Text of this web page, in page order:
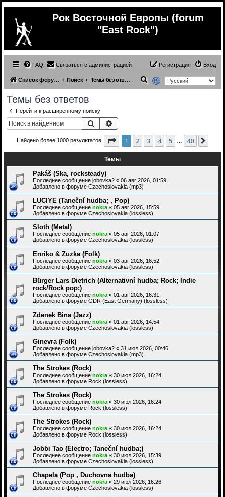
Рок Восточной Европы (forum
"East Rock")
FAQ Связаться с администрацией Вход
Регистрация
Список форумов Поиск Темы без ответов
Темы без ответов
Перейти к расширенному поиску
Поиск
Найдено более 1000 результатов Страница из 40
1 2 3 4 5 40
Темы
Pakáš (Ska, rocksteady)
Последнее сообщение jobovka2 « 06 авг 2026, 01:59
Добавлено в форуме Czechoslovakia (mp3)
LUCIYE (Taneční hudba; , Pop)
Последнее сообщение nokra « 05 авг 2026, 15:59
Добавлено в форуме Czechoslovakia (lossless)
Sloth (Metal)
Последнее сообщение nokra « 05 авг 2026, 01:07
Добавлено в форуме Czechoslovakia (lossless)
Enriko & Zuzka (Folk)
Последнее сообщение nokra « 03 авг 2026, 16:52
Добавлено в форуме Czechoslovakia (lossless)
Bürger Lars Dietrich (Alternativní hudba; Rock; Indie
rock/Rock pop;)
Последнее сообщение nokra « 01 авг 2026, 16:31
Добавлено в форуме GDR (East Germany) (lossless)
Zdenek Bina (Jazz)
Последнее сообщение nokra « 01 авг 2026, 14:54
Добавлено в форуме Czechoslovakia (lossless)
Ginevra (Folk)
Последнее сообщение jobovka2 « 31 июл 2026, 00:46
Добавлено в форуме Czechoslovakia (mp3)
The Strokes (Rock)
Последнее сообщение nokra « 30 июл 2026, 16:24
Добавлено в форуме Rock (lossless)
The Strokes (Rock)
Последнее сообщение nokra « 30 июл 2026, 16:24
Добавлено в форуме Rock (lossless)
The Strokes (Rock)
Последнее сообщение nokra « 30 июл 2026, 16:24
Добавлено в форуме Rock (lossless)
Jobbi Tao (Electro; Taneční hudba;)
Последнее сообщение nokra « 30 июл 2026, 15:39
Добавлено в форуме Czechoslovakia (lossless)
Chapela (Pop , Duchovna hudba)
Последнее сообщение nokra « 29 июл 2026, 16:26
Добавлено в форуме Czechoslovakia (lossless)